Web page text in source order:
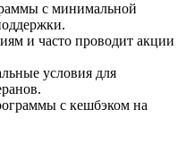
с минимальной
и часто проводит акции
условия для
с кешбэком на